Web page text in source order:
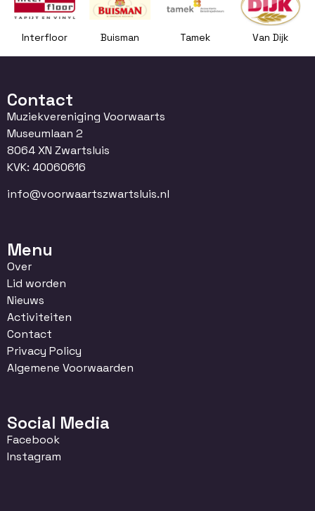
Interfloor Buisman Tamek Van Dijk
Contact
Muziekvereniging Voorwaarts
Museumlaan 2
8064 XN Zwartsluis
KVK: 40060616
info@voorwaartszwartsluis.nl
Menu
Over
Lid worden
Nieuws
Activiteiten
Contact
Privacy Policy
Algemene Voorwaarden
Social Media
Facebook
Instagram